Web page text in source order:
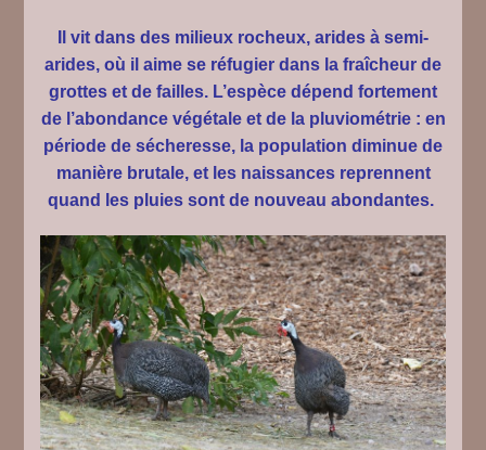
Il vit dans des milieux rocheux, arides à semi-
arides, où il aime se réfugier dans la fraîcheur de
grottes et de failles. L’espèce dépend fortement
de l’abondance végétale et de la pluviométrie : en
période de sécheresse, la population diminue de
manière brutale, et les naissances reprennent
quand les pluies sont de nouveau abondantes.